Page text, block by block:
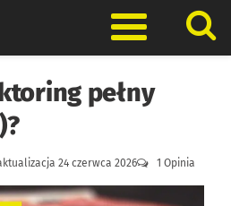
Otwórz
pełny
24 czerwca 2026 1 Opinia